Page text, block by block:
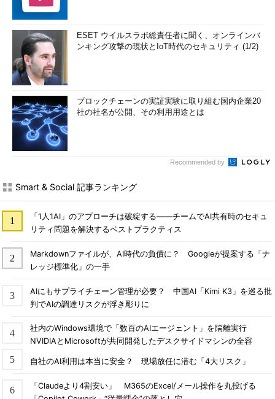
ESET ウイルスラボ総責任者に聞く、オンラインバ
ンキング攻撃の現状とIoT時代のセキュリティ (1/2)
ブロックチェーンの実証実験に取り組む国内企業20
社の社名が公開、その利用用途とは
Recommended by
Smart & Social 記事ランキング
「1人1AI」のアプローチは破綻する――チームでAI共有時のセキュ
リティ問題を解決するベストプラクティス
Markdownファイルが、AI時代の負債に？ Googleが提案する「ナ
レッジ標準化」の一手
AIにもサプライチェーン管理が必要？ 中国AI「Kimi K3」を巡る批
判でAIの調達リスクが浮き彫りに
社内のWindows環境で「数百のAIエージェント」を隔離実行
NVIDIAとMicrosoftが共同開発したデスクサイドマシンの全容
自社のAI利用は本当に安全？ 現場放任に潜む「4大リスク」
「Claudeより4割安い」 M365のExcel/メール操作を丸投げる